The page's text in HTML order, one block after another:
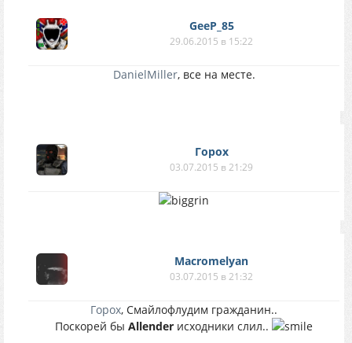
GeeP_85
29.06.2015 в 15:22
DanielMiller, все на месте.
Горох
03.07.2015 в 21:29
Macromelyan
03.07.2015 в 21:32
Горох, Смайлофлудим гражданин..
Поскорей бы Allender исходники слил..